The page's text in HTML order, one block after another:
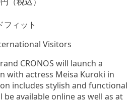
フィット
Visitors
CRONOS will launch a
with actress Meisa Kuroki in
includes stylish and functional
available online as well as at